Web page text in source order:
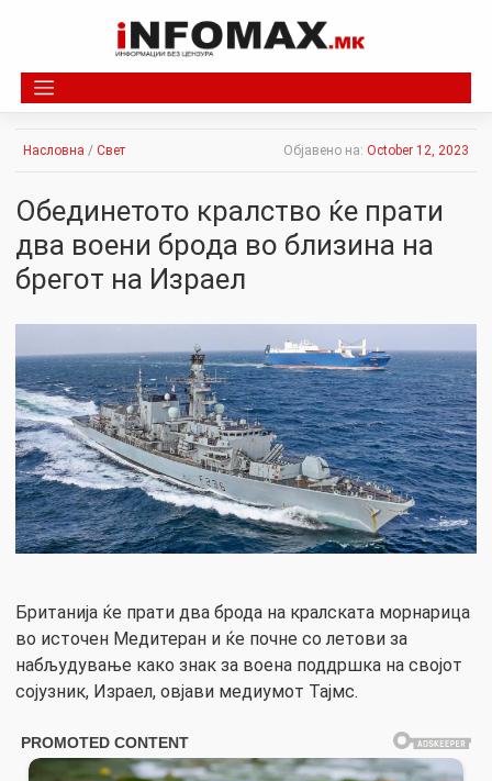
Насловна / Свет Објавено на: October 12, 2023
Обединетото кралство ќе прати
два воени брода во близина на
брегот на Израел
Британија ќе прати два брода на кралската морнарица
во источен Медитеран и ќе почне со летови за
набљудување како знак за воена поддршка на својот
сојузник, Израел, овјави медиумот Тајмс.